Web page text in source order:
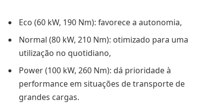
Eco (60 kW, 190 Nm): favorece a autonomia,
Normal (80 kW, 210 Nm): otimizado para uma
utilização no quotidiano,
Power (100 kW, 260 Nm): dá prioridade à
performance em situações de transporte de
grandes cargas.